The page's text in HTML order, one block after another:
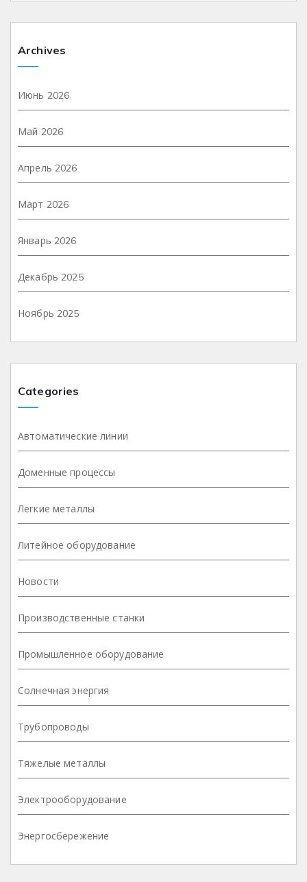
Archives
Июнь 2026
Май 2026
Апрель 2026
Март 2026
Январь 2026
Декабрь 2025
Ноябрь 2025
Categories
Автоматические линии
Доменные процессы
Легкие металлы
Литейное оборудование
Новости
Производственные станки
Промышленное оборудование
Солнечная энергия
Трубопроводы
Тяжелые металлы
Электрооборудование
Энергосбережение